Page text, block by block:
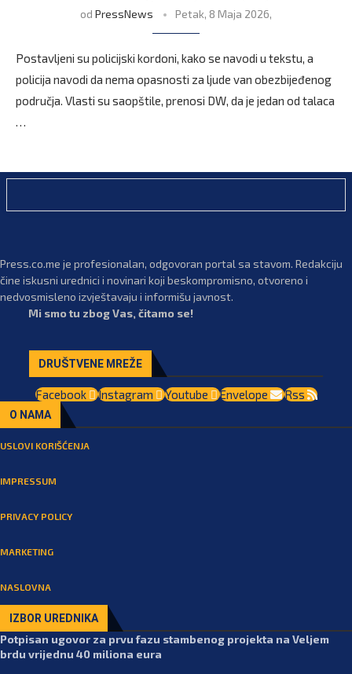
od PressNews Petak, 8 Maja 2026,
Postavljeni su policijski kordoni, kako se navodi u tekstu, a
policija navodi da nema opasnosti za ljude van obezbijeđenog
područja. Vlasti su saopštile, prenosi DW, da je jedan od talaca
…
Press.co.me je profesionalan, odgovoran portal sa stavom. Redakciju
čine iskusni urednici i novinari koji beskompromisno, otvoreno i
nedvosmisleno izvještavaju i informišu javnost.
Mi smo tu zbog Vas, čitamo se!
DRUŠTVENE MREŽE
Facebook Instagram Youtube Envelope Rss
O NAMA
USLOVI KORIŠĆENJA
IMPRESSUM
PRIVACY POLICY
MARKETING
NASLOVNA
IZBOR UREDNIKA
Potpisan ugovor za prvu fazu stambenog projekta na Veljem
brdu vrijednu 40 miliona eura